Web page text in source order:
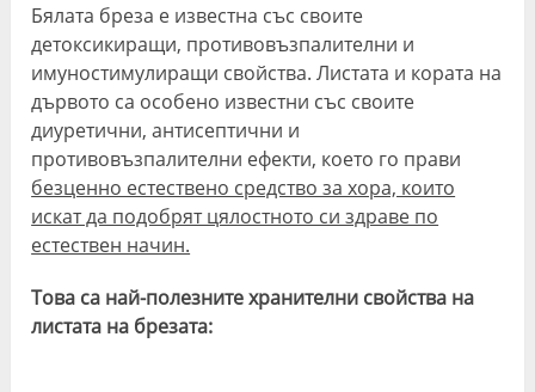
Бялата бреза е известна със своите
детоксикиращи, противовъзпалителни и
имуностимулиращи свойства. Листата и кората на
дървото са особено известни със своите
диуретични, антисептични и
противовъзпалителни ефекти, което го прави
безценно естествено средство за хора, които
искат да подобрят цялостното си здраве по
естествен начин.
Това са най-полезните хранителни свойства на
листата на брезата: